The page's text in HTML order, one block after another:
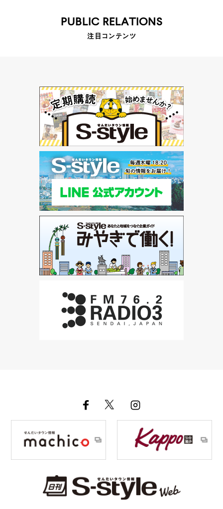
PUBLIC RELATIONS
注目コンテンツ